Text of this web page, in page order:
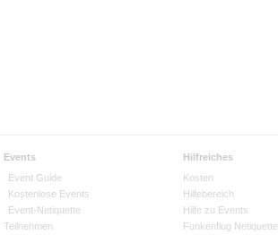
Events
Event Guide
Kostenlose Events
Event-Netiquette
Teilnehmen
Hilfreiches
Kosten
Hilfebereich
Hilfe zu Events
Funkenflug Netiquette